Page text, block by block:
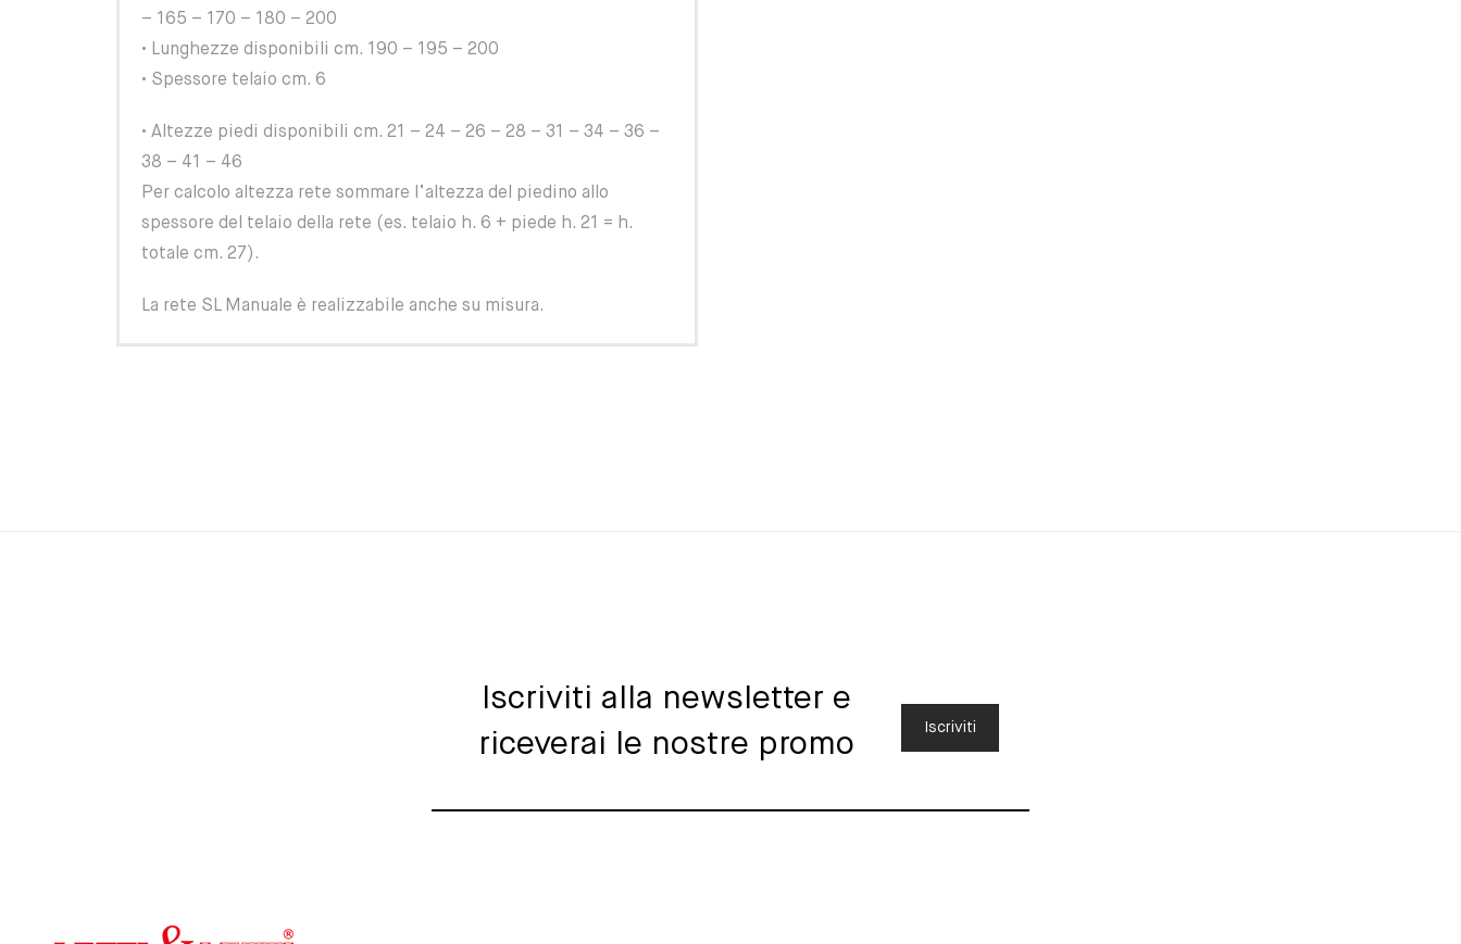
– 165 – 170 – 180 – 200
• Lunghezze disponibili cm. 190 – 195 – 200
• Spessore telaio cm. 6
• Altezze piedi disponibili cm. 21 – 24 – 26 – 28 – 31 – 34 – 36 –
38 – 41 – 46
Per calcolo altezza rete sommare l’altezza del piedino allo
spessore del telaio della rete (es. telaio h. 6 + piede h. 21 = h.
totale cm. 27).
La rete SL Manuale è realizzabile anche su misura.
Iscriviti alla newsletter e
riceverai le nostre promo
Iscriviti